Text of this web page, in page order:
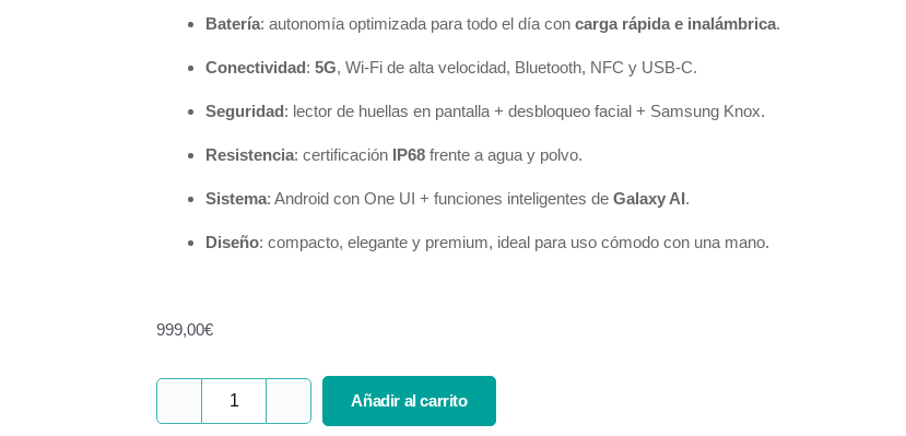
Batería: autonomía optimizada para todo el día concarga rápida e inalámbrica.
Conectividad:5G, Wi-Fi de alta velocidad, Bluetooth, NFC y USB-C.
Seguridad: lector de huellas en pantalla + desbloqueo facial + Samsung Knox.
Resistencia: certificación IP68 frente a agua y polvo.
Sistema: Android con One UI + funciones inteligentes deGalaxy AI.
Diseño: compacto, elegante y premium, ideal para uso cómodo con una mano.
999,00€
Añadir al carrito